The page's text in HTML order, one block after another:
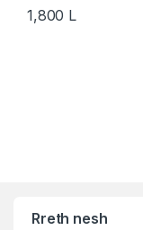
1,800 L
Rreth nesh